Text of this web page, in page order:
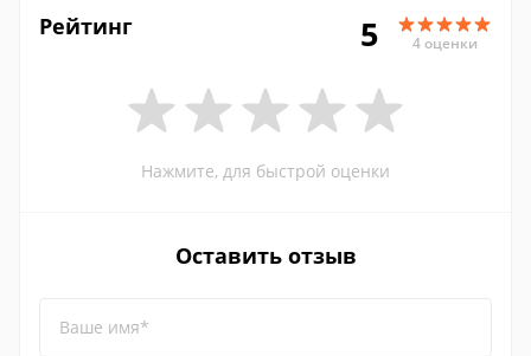
Рейтинг 5 4 оценки
Нажмите, для быстрой оценки
Оставить отзыв
Ваше имя*